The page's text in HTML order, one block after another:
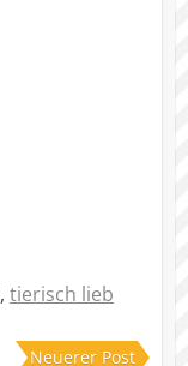
, tierisch lieb
Neuerer Post